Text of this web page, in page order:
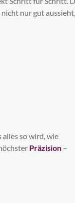
nur gut aussieht,
alles so wird, wie
Präzision –